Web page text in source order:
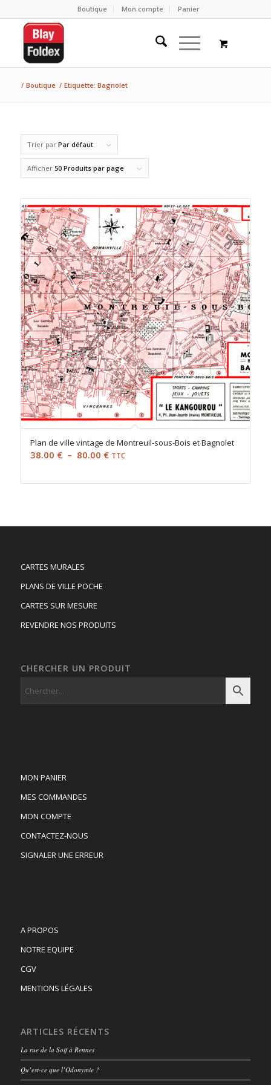
Boutique Mon compte Panier
/ Boutique / Etiquette: Bagnolet
Trier par Par défaut
Afficher 50 Produits par page
Plan de ville vintage de Montreuil-sous-Bois et Bagnolet
38.00 € – 80.00 €Plage
prix :
80.00 €
TTC
CARTES MURALES
PLANS DE VILLE POCHE
CARTES SUR MESURE
REVENDRE NOS PRODUITS
CHERCHER UN PRODUIT
MON PANIER
MES COMMANDES
MON COMPTE
CONTACTEZ-NOUS
SIGNALER UNE ERREUR
A PROPOS
NOTRE EQUIPE
CGV
MENTIONS LÉGALES
ARTICLES RÉCENTS
La rue de la Soif à Rennes
Qu’est-ce que l’Odonymie ?